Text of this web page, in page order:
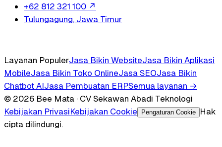
+62 812 321 100 ↗
Tulungagung, Jawa Timur
Layanan PopulerJasa Bikin WebsiteJasa Bikin Aplikasi
MobileJasa Bikin Toko OnlineJasa SEOJasa Bikin
Chatbot AIJasa Pembuatan ERPSemua layanan →
© 2026 Bee Mata · CV Sekawan Abadi Teknologi
Kebijakan PrivasiKebijakan Cookie Pengaturan Cookie
Hak
cipta dilindungi.